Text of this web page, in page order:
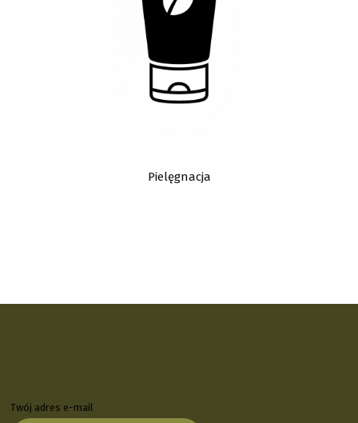
Pielęgnacja
Twój adres e-mail